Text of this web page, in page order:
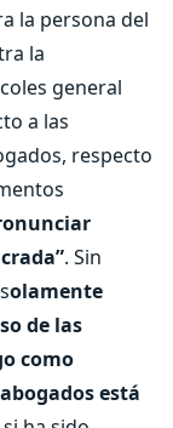
la persona del
la
general
a las
respecto
. Sin
olamente
de las
como
está